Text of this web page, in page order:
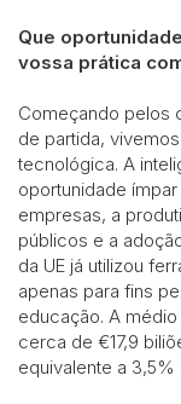
Que
vossa prática
Começando pelos
de partida,
tecnológica. A
oportunidade
empresas, a
públicos e a
da UE já utilizou
apenas para fins
educação. A
cerca de €17,9
equivalente a 3,5%